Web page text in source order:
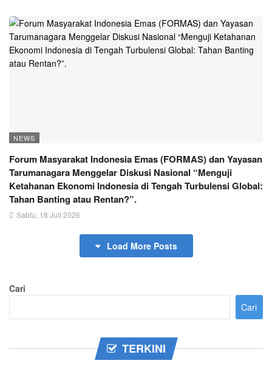
NEWS
Forum Masyarakat Indonesia Emas (FORMAS) dan Yayasan
Tarumanagara Menggelar Diskusi Nasional “Menguji
Ketahanan Ekonomi Indonesia di Tengah Turbulensi Global:
Tahan Banting atau Rentan?”.
Sabtu, 18 Juli 2026
Load More Posts
Cari
Cari
TERKINI